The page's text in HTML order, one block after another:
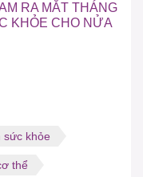
RA MẮT THÁNG
KHỎE CHO NỬA
sức khỏe
thể